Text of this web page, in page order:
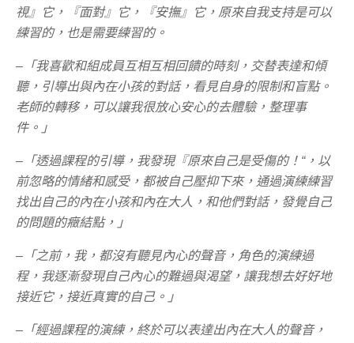
視』它，『面對』它，『安撫』它，原來自我支持是可以
練習的，也是需要練習的。
–「我喜歡和組成員互相互相回饋的時刻，交替表達和傾
聽，引導出與內在小孩的對話，看見自身的限制和盲點。
老師的轉移，可以讓我很放心安心的去體驗，整理事
件。」
–「透過課程的引導，我發現『原來自己是受傷的！“，以
前忽略的情緒和感受，都被自己壓抑下來，通過演練練習
找出自己的內在小孩和內在大人，和他們對話，發覺自己
的問題的癥結點，」
–「之前，我，都沒有聽見內心的聲音，角色的演練過
程，我逐漸發現自己內心的難過與渴望，讓我想去好好地
接近它，接近真實的自己。」
–「經過課程的演練，終於可以表達出內在大人的聲音，